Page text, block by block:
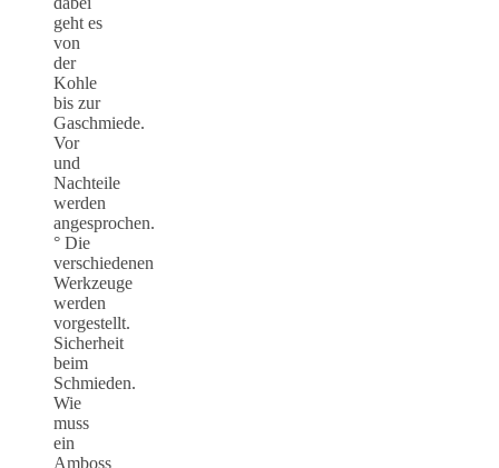
geht es
von
der
Kohle
bis zur
Gaschmiede.
Vor
und
Nachteile
werden
angesprochen.
° Die
verschiedenen
Werkzeuge
werden
vorgestellt.
Sicherheit
beim
Schmieden.
Wie
muss
ein
Amboss